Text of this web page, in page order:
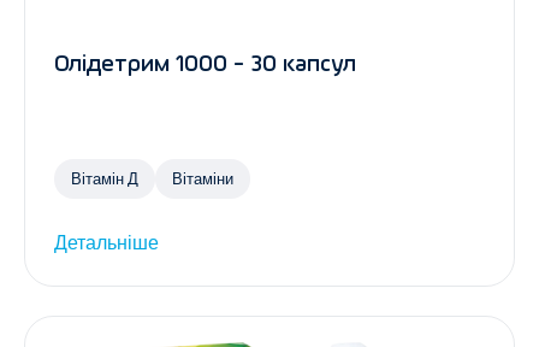
Олідетрим 1000 - 30 капсул
Вітамін Д Вітаміни
Детальніше